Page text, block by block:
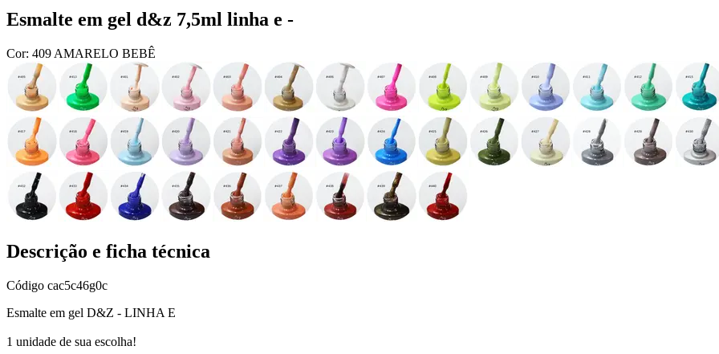
Esmalte em gel d&z 7,5ml linha e -
Cor: 409 AMARELO BEBÊ
Descrição e ficha técnica
Código cac5c46g0c
Esmalte em gel D&Z - LINHA E
1 unidade de sua escolha!